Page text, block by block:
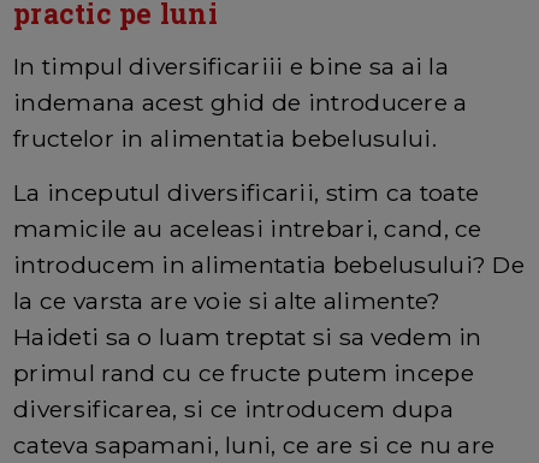
practic pe luni
In timpul diversificariii e bine sa ai la
indemana acest ghid de introducere a
fructelor in alimentatia bebelusului.
La inceputul diversificarii, stim ca toate
mamicile au aceleasi intrebari, cand, ce
introducem in alimentatia bebelusului? De
la ce varsta are voie si alte alimente?
Haideti sa o luam treptat si sa vedem in
primul rand cu ce fructe putem incepe
diversificarea, si ce introducem dupa
cateva sapamani, luni, ce are si ce nu are